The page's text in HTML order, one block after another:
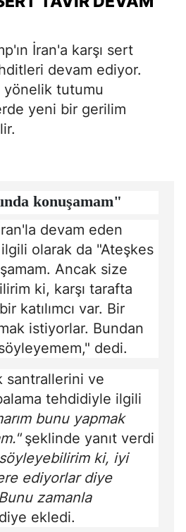
İran'a karşı sert
devam ediyor.
yönelik tutumu
yeni bir gerilim
konuşamam"
devam eden
olarak da "Ateşkes
Ancak size
ki, karşı tarafta
katılımcı var. Bir
istiyorlar. Bundan
dedi.
santrallerini ve
tehdidiyle ilgili
bunu yapmak
şeklinde yanıt verdi
ki, iyi
ediyorlar diye
zamanla
ekledi.